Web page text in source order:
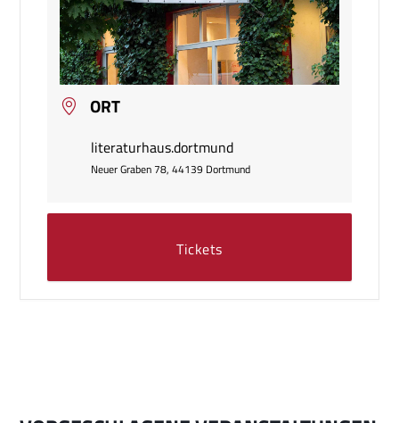
ORT
literaturhaus.dortmund
Neuer Graben 78, 44139 Dortmund
Tickets